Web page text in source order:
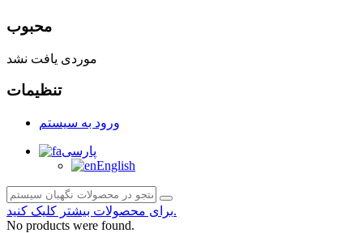
محبوب
موردی یافت نشد
تنظیمات
ورود به سیستم
پارسی
English
برای محصولات بیشتر کلیک کنید.
No products were found.